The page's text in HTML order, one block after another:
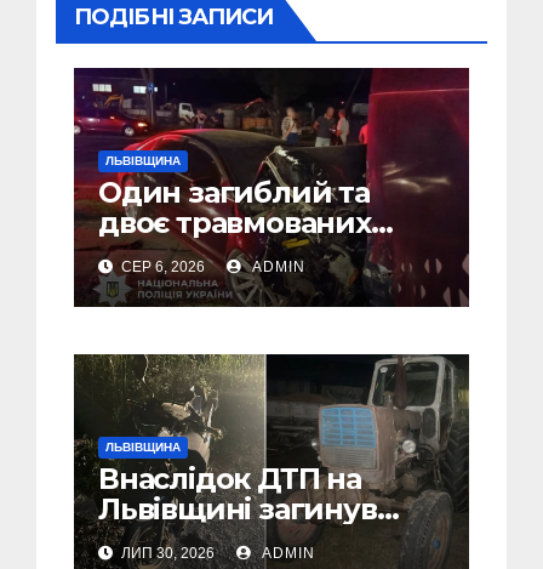
ПОДІБНІ ЗАПИСИ
ЛЬВІВЩИНА
Один загиблий та
двоє травмованих
внаслідок ДТП на
Самбірщині
СЕР 6, 2026 ADMIN
ЛЬВІВЩИНА
Внаслідок ДТП на
Львівщині загинув
малолітній водій
ЛИП 30, 2026 ADMIN